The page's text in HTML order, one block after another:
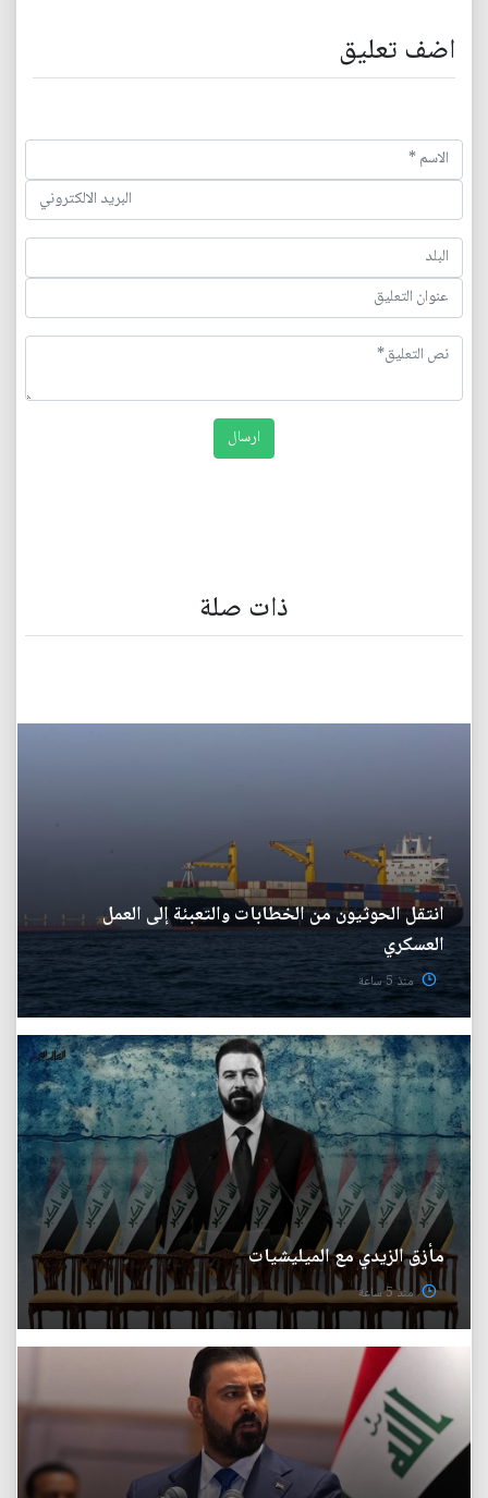
اضف تعليق
ذات صلة
انتقل الحوثيون من الخطابات والتعبئة إلى العمل
العسكري
منذ 5 ساعة
مأزق الزيدي مع الميليشيات
منذ 5 ساعة